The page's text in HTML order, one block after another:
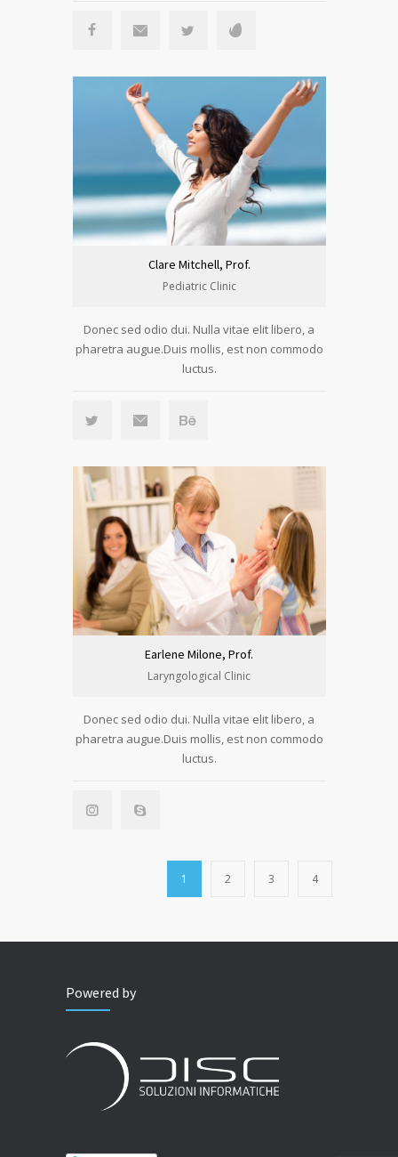
Clare Mitchell, Prof.
Pediatric Clinic
Donec sed odio dui. Nulla vitae elit libero, a
pharetra augue.Duis mollis, est non commodo
luctus.
Earlene Milone, Prof.
Laryngological Clinic
Donec sed odio dui. Nulla vitae elit libero, a
pharetra augue.Duis mollis, est non commodo
luctus.
1 2 3 4
Powered by